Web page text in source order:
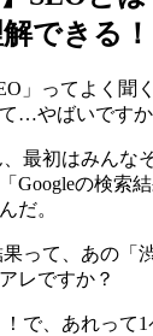
できる！
」ってよく聞
…やばいですか
最初はみんな
Googleの検索
だ。
って、あの「
レですか？
で、あれって